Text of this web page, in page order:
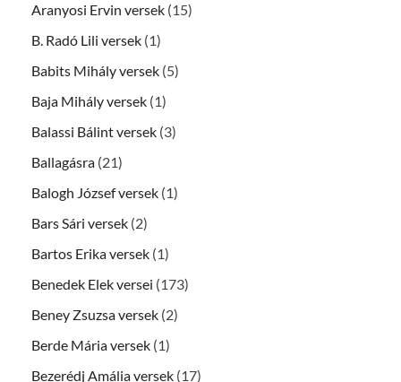
Aranyosi Ervin versek (15)
B. Radó Lili versek (1)
Babits Mihály versek (5)
Baja Mihály versek (1)
Balassi Bálint versek (3)
Ballagásra (21)
Balogh József versek (1)
Bars Sári versek (2)
Bartos Erika versek (1)
Benedek Elek versei (173)
Beney Zsuzsa versek (2)
Berde Mária versek (1)
Bezerédj Amália versek (17)